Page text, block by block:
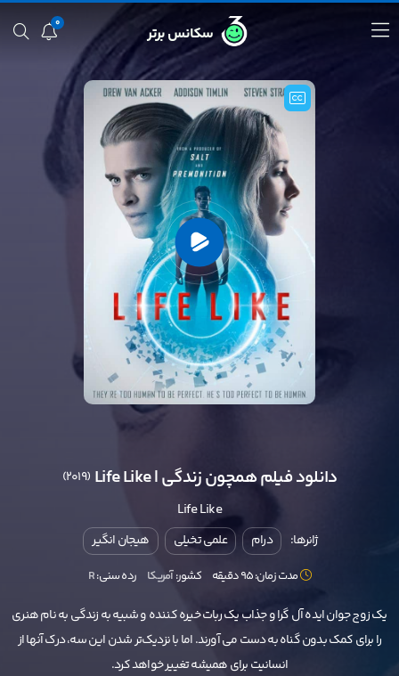
0
سکانس برتر
دانلود فیلم همچون زندگی | Life Like (2019)
Life Like
ژانرها: درام علمی تخیلی هیجان انگیر
مدت زمان: 95 دقیقه کشور:آمریکا رده سنی:R
یک زوج جوان ایده آل گرا و جذاب یک ربات خیره کننده و شبیه به زندگی به نام هنری
را برای کمک بدون گناه به دست می آورند. اما با نزدیک‌تر شدن این سه، درک آنها از
انسانیت برای همیشه تغییر خواهد کرد.